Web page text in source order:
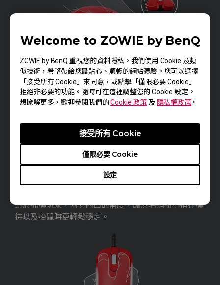
Welcome to ZOWIE by BenQ
ZOWIE by BenQ 重視您的資料隱私。我們使用 Cookie 及類
似技術，希望帶給您最貼心、順暢的網站體驗。您可以選擇
「接受所有 Cookie」來同意，或點擊「僅限必要 Cookie」
拒絕非必要的功能。隨時可在這裡調整您的 Cookie 設定。
想瞭解更多，歡迎參閱我們的Cookie 政策 及 隱私權政策 。
設定
僅限必要 Cookie
接受所有 Cookie
滑鼠兩側前方加寬，抬鼠時提供較多的支撐和穩定。
對於抓握玩家，兩側內凹的幅度，讓無名指和小指在握
持以及抬鼠時更輕鬆穩定。